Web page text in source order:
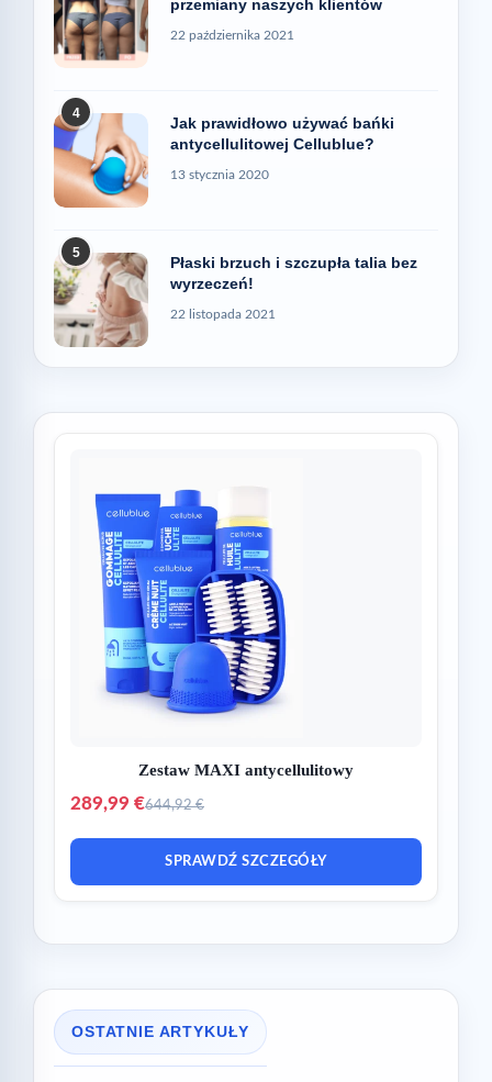
przemiany naszych klientów
22 października 2021
4
Jak prawidłowo używać bańki
antycellulitowej Cellublue?
13 stycznia 2020
5
Płaski brzuch i szczupła talia bez
wyrzeczeń!
22 listopada 2021
Zestaw MAXI antycellulitowy
289,99 €644,92 €
SPRAWDŹ SZCZEGÓŁY
OSTATNIE ARTYKUŁY